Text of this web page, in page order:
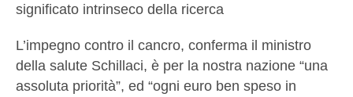
significato intrinseco della ricerca
L’impegno contro il cancro, conferma il ministro
della salute Schillaci, è per la nostra nazione “una
assoluta priorità”, ed “ogni euro ben speso in